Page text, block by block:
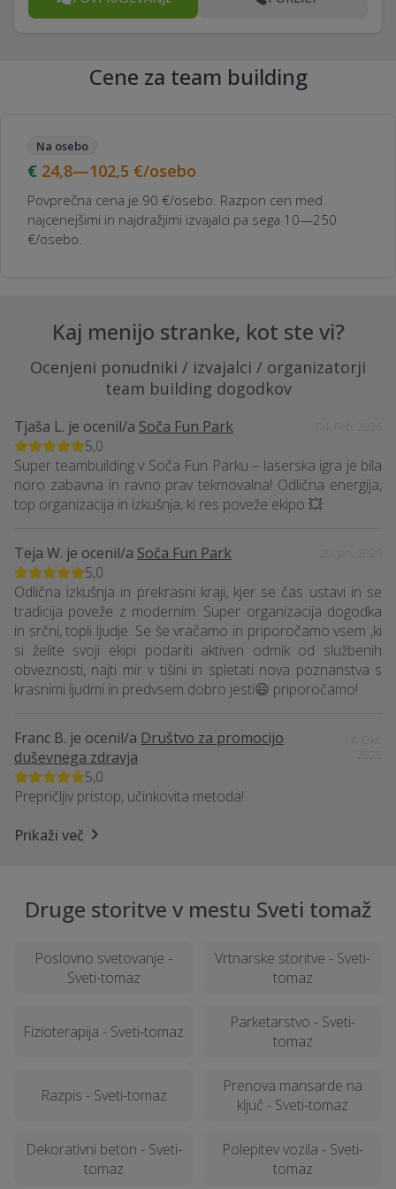
Cene za team building
Na osebo
24,8—102,5 €/osebo
Povprečna cena je 90 €/osebo. Razpon cen med
najcenejšimi in najdražjimi izvajalci pa sega 10—250
€/osebo.
Kaj menijo stranke, kot ste vi?
Ocenjeni ponudniki / izvajalci / organizatorji
team building dogodkov
Tjaša L. je ocenil/a Soča Fun Park
5,0
Super teambuilding v Soča Fun Parku – laserska igra je bila
noro zabavna in ravno prav tekmovalna! Odlična energija,
top organizacija in izkušnja, ki res poveže ekipo 💥
Teja W. je ocenil/a Soča Fun Park
5,0
Odlična izkušnja in prekrasni kraji, kjer se čas ustavi in se
tradicija poveže z modernim. Super organizacija dogodka
in srčni, topli ljudje. Se še vračamo in priporočamo vsem ,ki
si želite svoji ekipi podariti aktiven odmik od službenih
obveznosti, najti mir v tišini in spletati nova poznanstva s
krasnimi ljudmi in predvsem dobro jesti😃 priporočamo!
Franc B. je ocenil/a Društvo za promocijo
duševnega zdravja
5,0
Prepričljiv pristop, učinkovita metoda!
Prikaži več
Druge storitve v mestu Sveti tomaž
Poslovno svetovanje -
Sveti-tomaz
Vrtnarske storitve - Sveti-
tomaz
Fizioterapija - Sveti-tomaz
Parketarstvo - Sveti-
tomaz
Razpis - Sveti-tomaz
Prenova mansarde na
ključ - Sveti-tomaz
Dekorativni beton - Sveti-
tomaz
Polepitev vozila - Sveti-
tomaz